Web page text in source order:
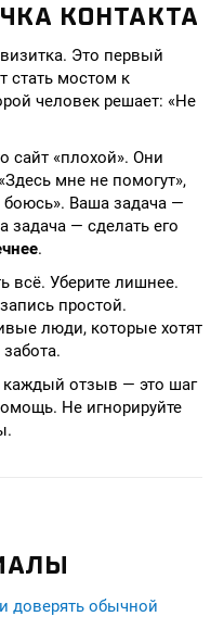
КОНТАКТА
Это первый
стать мостом к
человек решает: «Не
сайт «плохой». Они
мне не помогут»,
Ваша задача —
задача — сделать его
.
всё. Уберите лишнее.
простой.
люди, которые хотят
каждый отзыв — это шаг
Не игнорируйте
доверять обычной